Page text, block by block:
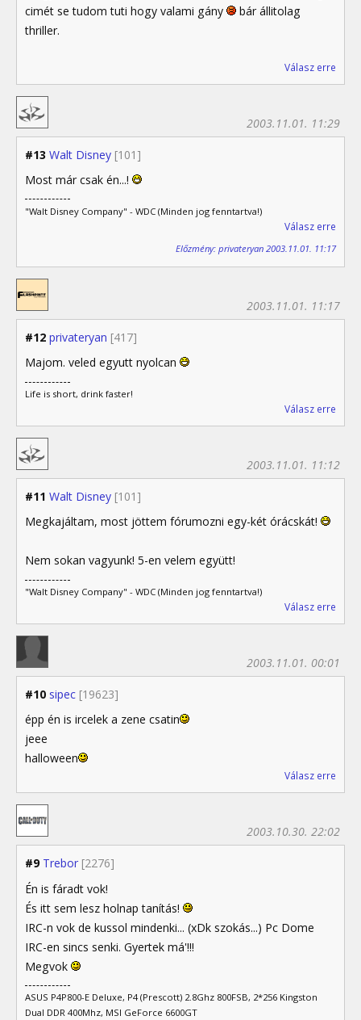
cimét se tudom tuti hogy valami gány
bár állitolag
thriller.
Válasz erre
#13 Walt Disney [101]
2003.11.01. 11:29
Most már csak én...!
"Walt Disney Company" - WDC (Minden jog fenntartva!)
Válasz erre
Előzmény: privateryan 2003.11.01. 11:17
#12 privateryan [417]
2003.11.01. 11:17
Majom. veled egyutt nyolcan
Life is short, drink faster!
Válasz erre
#11 Walt Disney [101]
2003.11.01. 11:12
Megkajáltam, most jöttem fórumozni egy-két órácskát!
Nem sokan vagyunk! 5-en velem együtt!
"Walt Disney Company" - WDC (Minden jog fenntartva!)
Válasz erre
#10 sipec [19623]
2003.11.01. 00:01
épp én is ircelek a zene csatin
jeee
halloween
Válasz erre
#9 Trebor [2276]
2003.10.30. 22:02
Én is fáradt vok!
És itt sem lesz holnap tanítás!
IRC-n vok de kussol mindenki... (xDk szokás...) Pc Dome
IRC-en sincs senki. Gyertek má'!!!
Megvok
ASUS P4P800-E Deluxe, P4 (Prescott) 2.8Ghz 800FSB, 2*256 Kingston
Dual DDR 400Mhz, MSI GeForce 6600GT